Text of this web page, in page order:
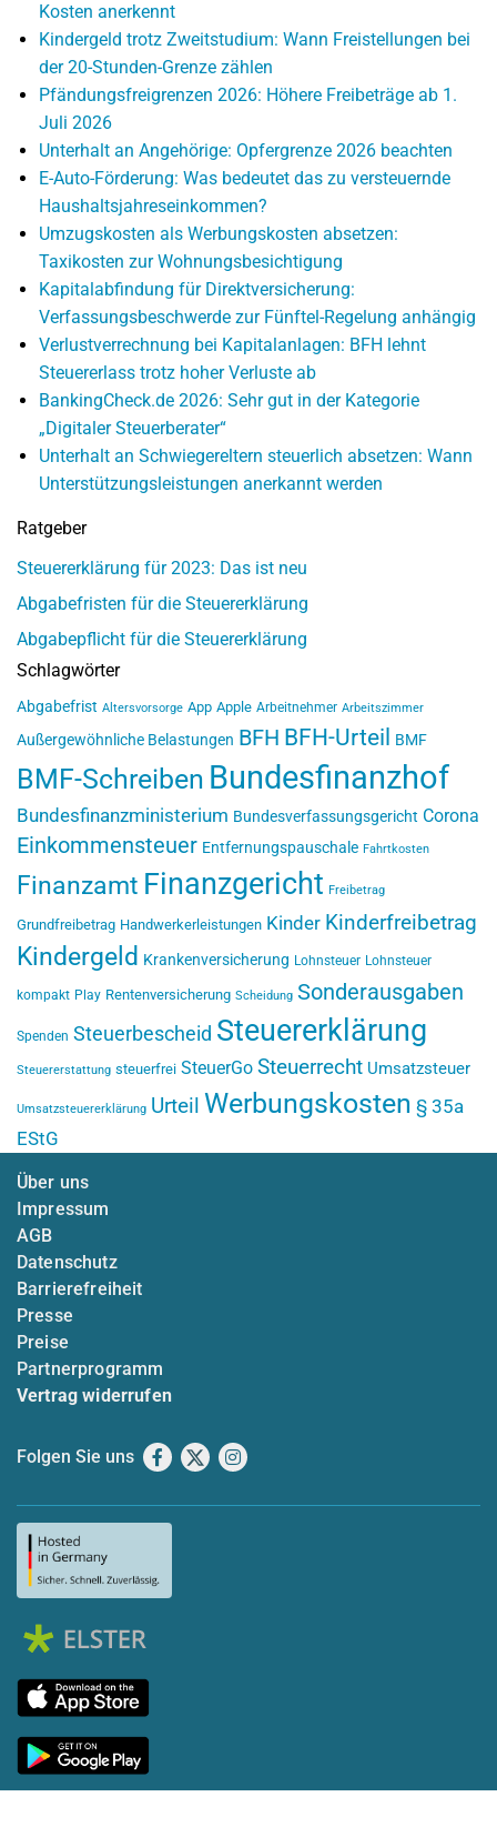
Kosten anerkennt
Kindergeld trotz Zweitstudium: Wann Freistellungen bei
der 20-Stunden-Grenze zählen
Pfändungsfreigrenzen 2026: Höhere Freibeträge ab 1.
Juli 2026
Unterhalt an Angehörige: Opfergrenze 2026 beachten
E-Auto-Förderung: Was bedeutet das zu versteuernde
Haushaltsjahreseinkommen?
Umzugskosten als Werbungskosten absetzen:
Taxikosten zur Wohnungsbesichtigung
Kapitalabfindung für Direktversicherung:
Verfassungsbeschwerde zur Fünftel-Regelung anhängig
Verlustverrechnung bei Kapitalanlagen: BFH lehnt
Steuererlass trotz hoher Verluste ab
BankingCheck.de 2026: Sehr gut in der Kategorie
„Digitaler Steuerberater“
Unterhalt an Schwiegereltern steuerlich absetzen: Wann
Unterstützungsleistungen anerkannt werden
Ratgeber
Steuererklärung für 2023: Das ist neu
Abgabefristen für die Steuererklärung
Abgabepflicht für die Steuererklärung
Schlagwörter
Abgabefrist Altersvorsorge App Apple Arbeitnehmer Arbeitszimmer
Außergewöhnliche Belastungen BFH BFH-Urteil BMF
BMF-Schreiben Bundesfinanzhof
Bundesfinanzministerium Bundesverfassungsgericht Corona
Einkommensteuer Entfernungspauschale Fahrtkosten
Finanzamt Finanzgericht Freibetrag
Grundfreibetrag Handwerkerleistungen Kinder Kinderfreibetrag
Kindergeld Krankenversicherung Lohnsteuer Lohnsteuer
kompakt Play Rentenversicherung Scheidung Sonderausgaben
Spenden Steuerbescheid Steuererklärung
Steuererstattung steuerfrei SteuerGo Steuerrecht Umsatzsteuer
Umsatzsteuererklärung Urteil Werbungskosten § 35a
EStG
Über uns
Impressum
AGB
Datenschutz
Barrierefreiheit
Presse
Preise
Partnerprogramm
Vertrag widerrufen
Folgen Sie uns Facebook
X Instagram